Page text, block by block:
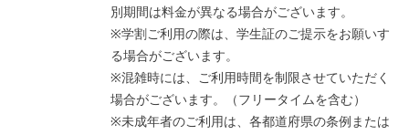
別期間は料金が異なる場合がございます。
※学割ご利用の際は、学生証のご提示をお願いす
る場合がございます。
※混雑時には、ご利用時間を制限させていただく
場合がございます。（フリータイムを含む）
※未成年者のご利用は、各都道府県の条例または